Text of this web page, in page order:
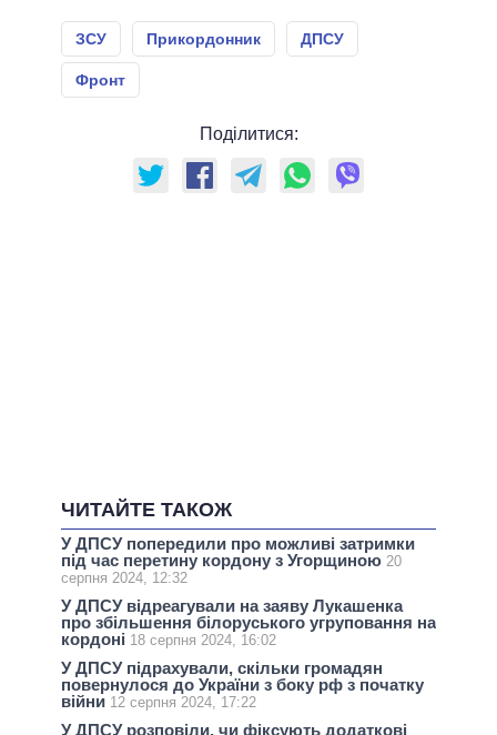
ЗСУ Прикордонник ДПСУ
Фронт
Поділитися:
ЧИТАЙТЕ ТАКОЖ
У ДПСУ попередили про можливі затримки
під час перетину кордону з Угорщиною 20
серпня 2024, 12:32
У ДПСУ відреагували на заяву Лукашенка
про збільшення білоруського угруповання на
кордоні 18 серпня 2024, 16:02
У ДПСУ підрахували, скільки громадян
повернулося до України з боку рф з початку
війни 12 серпня 2024, 17:22
У ДПСУ розповіли, чи фіксують додаткові